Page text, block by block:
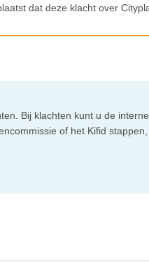
dat deze klacht over
Bij klachten kunt u de interne
of het Kifid